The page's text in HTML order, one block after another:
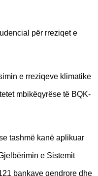
për rreziqet e
e rreziqeve klimatike
mbikëqyrëse të BQK-
tashmë kanë aplikuar
e Sistemit
bankave qendrore dhe